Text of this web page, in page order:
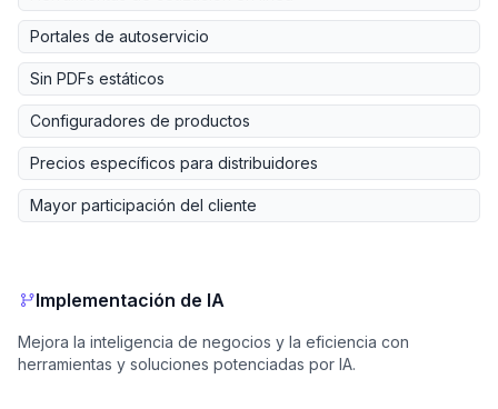
Portales de autoservicio
Sin PDFs estáticos
Configuradores de productos
Precios específicos para distribuidores
Mayor participación del cliente
Implementación de IA
Mejora la inteligencia de negocios y la eficiencia con
herramientas y soluciones potenciadas por IA.